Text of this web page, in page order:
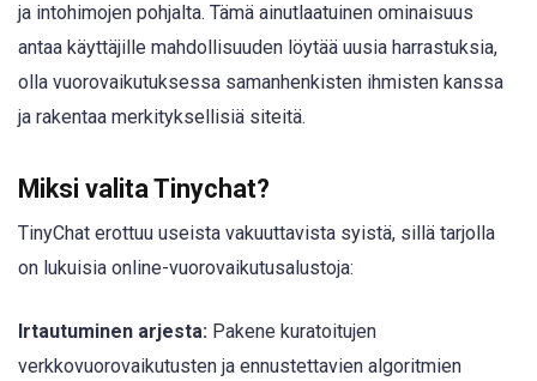
ja intohimojen pohjalta. Tämä ainutlaatuinen ominaisuus
antaa käyttäjille mahdollisuuden löytää uusia harrastuksia,
olla vuorovaikutuksessa samanhenkisten ihmisten kanssa
ja rakentaa merkityksellisiä siteitä.
Miksi valita Tinychat?
TinyChat erottuu useista vakuuttavista syistä, sillä tarjolla
on lukuisia online-vuorovaikutusalustoja:
Irtautuminen arjesta: Pakene kuratoitujen
verkkovuorovaikutusten ja ennustettavien algoritmien